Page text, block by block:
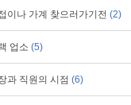
이나 가계 찾으러가기전 (2)
업소 (5)
과 직원의 시점 (6)